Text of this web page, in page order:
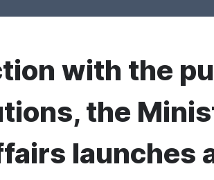
with the
the
launches